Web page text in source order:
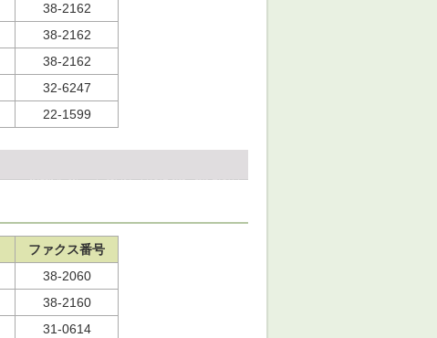
38-2162
38-2162
38-2162
32-6247
22-1599
ファクス番号
38-2060
38-2160
31-0614